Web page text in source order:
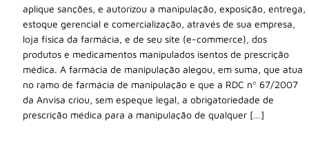
aplique sanções, e autorizou a manipulação, exposição, entrega,
estoque gerencial e comercialização, através de sua empresa,
loja física da farmácia, e de seu site (e-commerce), dos
produtos e medicamentos manipulados isentos de prescrição
médica. A farmácia de manipulação alegou, em suma, que atua
no ramo de farmácia de manipulação e que a RDC nº 67/2007
da Anvisa criou, sem espeque legal, a obrigatoriedade de
prescrição médica para a manipulação de qualquer […]